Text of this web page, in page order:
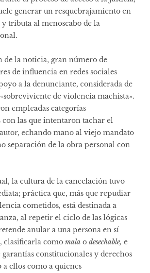
generar un resquebrajamiento en
tributa al menoscabo de la
de la noticia, gran número de
de influencia en redes sociales
a la denunciante, considerada de
de violencia machista».
empleadas categorías
con las que intentaron tachar el
echando mano al viejo mandato
separación de la obra personal con
la cultura de la cancelación tuvo
práctica que, más que repudiar
cometidos, está destinada a
al repetir el ciclo de las lógicas
anular a una persona en sí
clasificarla como mala o desechable, e
constitucionales y derechos
ellos como a quienes